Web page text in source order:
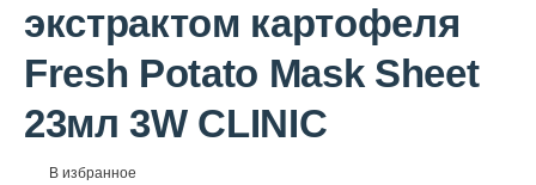
*OVERSTOCK -30%
Уход за лицом
экстрактом картофеля
Fresh Potato Mask Sheet
23мл 3W CLINIC
В избранное